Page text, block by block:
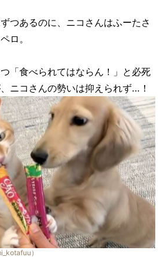
つあるのに、ニコさんはふーたさ
ロ。
「食べられてはならん！」と必死
ニコさんの勢いは抑えられず…！
）